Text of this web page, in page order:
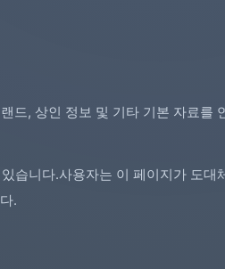
드, 상인 정보 및 기타 기본 자료를
습니다.사용자는 이 페이지가 도대
.